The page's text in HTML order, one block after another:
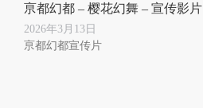
亰都幻都 – 樱花幻舞 – 宣传影片
2026年3月13日
亰都幻都宣传片